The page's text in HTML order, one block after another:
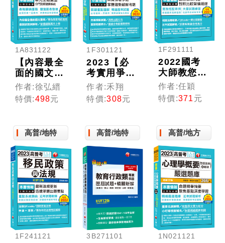
1A831122
【內容最全
面的國文聖
經】搶救高
普考國文特
訓〔9版〕
各類特考）
作者:徐弘縉
特價:498元
1F301121
2023【必
考實用爭點
書】刑法總
則考前必讀
爭點──以
地圖：關鍵
重點圖解
（高考／地
方三等／特
考三等）
作者:禾翔
特價:308元
1F291111
2022國考
大師教您看
圖學會刑法
總則：掌握
最新見解趨
／地方特考
／各類特
考）
作者:任穎
特價:371 元
高普/地特
1F241121
高普/地特
3B271101
高普/地方
1N021121